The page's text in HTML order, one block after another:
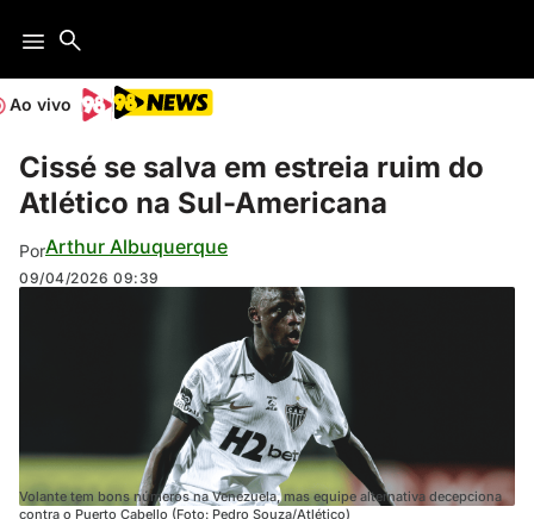
Ao vivo
Cissé se salva em estreia ruim do
Atlético na Sul-Americana
PorArthur Albuquerque
09/04/2026 09:39
Volante tem bons números na Venezuela, mas equipe alternativa decepciona
contra o Puerto Cabello (Foto: Pedro Souza/Atlético)